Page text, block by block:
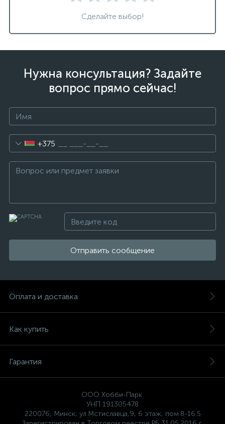
Сделайте выбор!
Нужна консультация? Задайте
вопрос прямо сейчас!
+375
Отправить сообщение
Оплата и доставка
Как купить
Гарантия
ООО Хобби-Парк
УНП 191305478
220076, Минск, ул.Мстиславца,9, 6 этаж, пом.8-16.5